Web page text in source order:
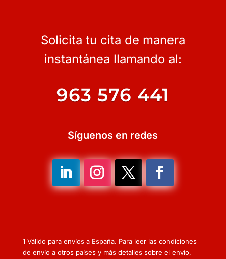
Solicita tu cita de manera
instantánea llamando al:
963 576 441
Síguenos en redes
1 Válido para envíos a España. Para leer las condiciones
de envío a otros países y más detalles sobre el envío,